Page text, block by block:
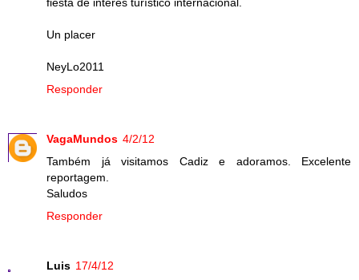
Un placer
NeyLo2011
Responder
VagaMundos 4/2/12
Também já visitamos Cadiz e adoramos. Excelente
reportagem.
Saludos
Responder
Luis 17/4/12